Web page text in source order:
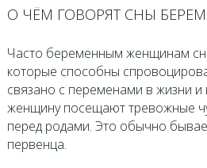
О ЧЁМ ГОВОРЯТ СНЫ
Часто беременным женщинам
которые способны
связано с переменами в жизни
женщину посещают тревожные
перед родами. Это обычно
первенца.